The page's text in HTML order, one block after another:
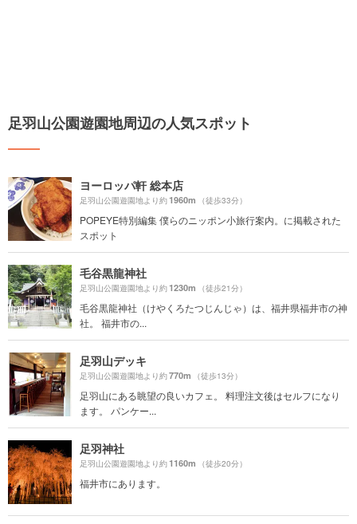
足羽山公園遊園地周辺の人気スポット
ヨーロッパ軒 総本店
足羽山公園遊園地より約1960m （徒歩33分）
POPEYE特別編集 僕らのニッポン小旅行案内。に掲載された
スポット
毛谷黒龍神社
足羽山公園遊園地より約1230m （徒歩21分）
毛谷黒龍神社（けやくろたつじんじゃ）は、福井県福井市の神
社。 福井市の...
足羽山デッキ
足羽山公園遊園地より約770m （徒歩13分）
足羽山にある眺望の良いカフェ。 料理注文後はセルフになり
ます。 パンケー...
足羽神社
足羽山公園遊園地より約1160m （徒歩20分）
福井市にあります。